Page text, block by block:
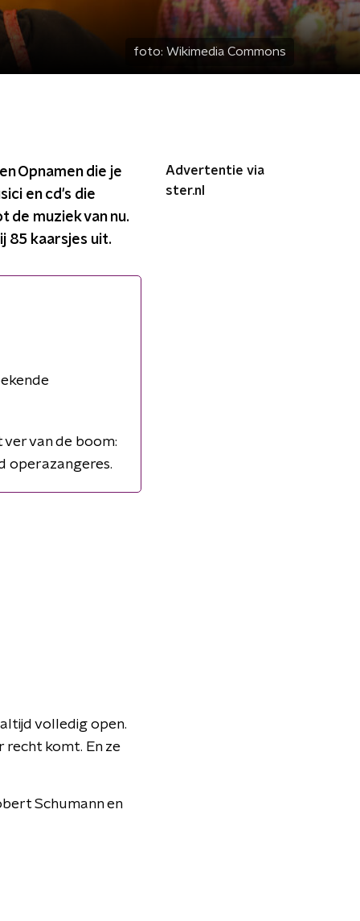
foto: Wikimedia Commons
Opnamen die je
en cd's die
de muziek van nu.
85 kaarsjes uit.
van de boom:
operazangeres.
volledig open.
recht komt. En ze
Schumann en
Advertentie via
ster.nl